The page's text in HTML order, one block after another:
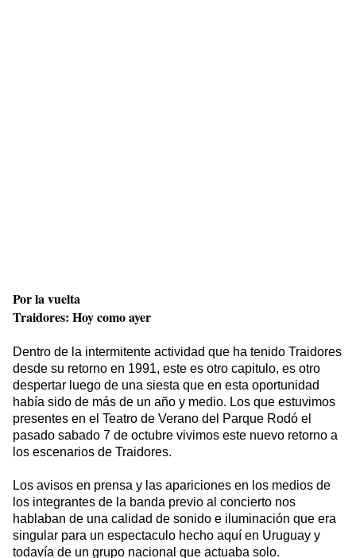
Por la vuelta
Traidores: Hoy como ayer
Dentro de la intermitente actividad que ha tenido Traidores
desde su retorno en 1991, este es otro capitulo, es otro
despertar luego de una siesta que en esta oportunidad
había sido de más de un año y medio. Los que estuvimos
presentes en el Teatro de Verano del Parque Rodó el
pasado sabado 7 de octubre vivimos este nuevo retorno a
los escenarios de Traidores.
Los avisos en prensa y las apariciones en los medios de
los integrantes de la banda previo al concierto nos
hablaban de una calidad de sonido e iluminación que era
singular para un espectaculo hecho aquí en Uruguay y
todavía de un grupo nacional que actuaba solo.